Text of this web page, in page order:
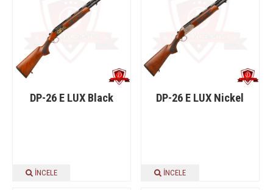
DP-26 E LUX Black
İNCELE
DP-26 E LUX Nickel
İNCELE